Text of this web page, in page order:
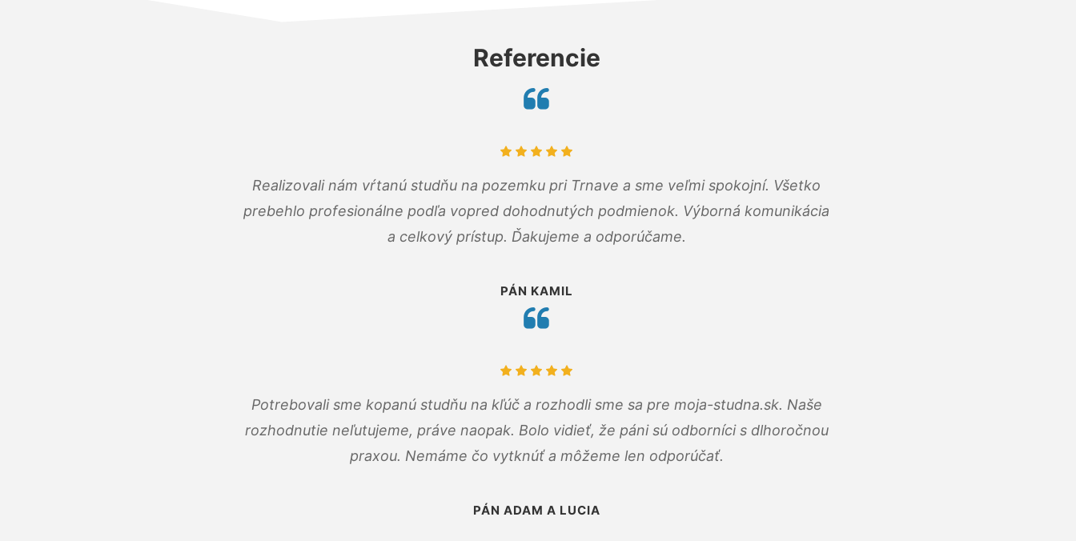
Referencie
Realizovali nám vŕtanú studňu na pozemku pri Trnave a sme veľmi spokojní. Všetko
prebehlo profesionálne podľa vopred dohodnutých podmienok. Výborná komunikácia
a celkový prístup. Ďakujeme a odporúčame.
PÁN KAMIL
Potrebovali sme kopanú studňu na kľúč a rozhodli sme sa pre moja-studna.sk. Naše
rozhodnutie neľutujeme, práve naopak. Bolo vidieť, že páni sú odborníci s dlhoročnou
praxou. Nemáme čo vytknúť a môžeme len odporúčať.
PÁN ADAM A LUCIA